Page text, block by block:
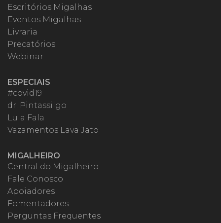
Escritórios Migalhas
Eventos Migalhas
Livraria
Precatórios
Webinar
ESPECIAIS
#covid19
dr. Pintassilgo
Lula Fala
Vazamentos Lava Jato
MIGALHEIRO
Central do Migalheiro
Fale Conosco
Apoiadores
Fomentadores
Perguntas Frequentes